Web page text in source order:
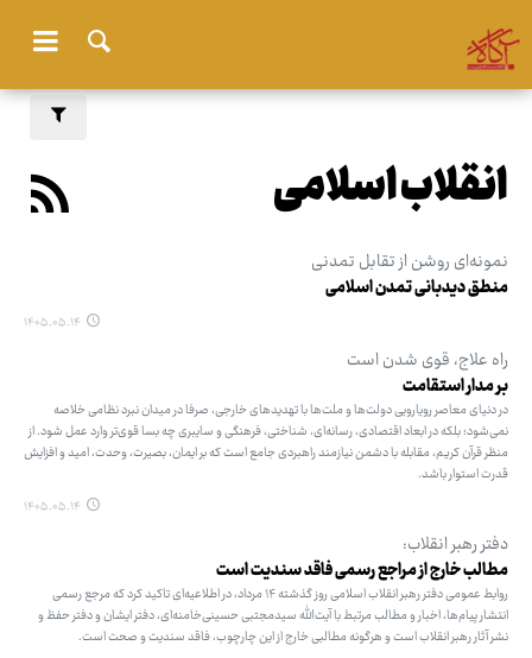
انقلاب اسلامی
نمونه‌ای روشن از تقابل تمدنی
منطق دیدبانی تمدن اسلامی
۱۴۰۵.۰۵.۱۴
راه علاج، قوی شدن است
بر مدار استقامت
در دنیای معاصر رویارویی دولت‌ها و ملت‌ها با تهدیدهای خارجی، صرفا در میدان نبرد نظامی خلاصه
نمی‌شود؛ بلکه در ابعاد اقتصادی، رسانه‌ای، شناختی، فرهنگی و سایبری چه بسا قوی‌تر وارد عمل شود. از
منظر قرآن کریم، مقابله با دشمن نیازمند راهبردی جامع است که بر ایمان، بصیرت، وحدت، امید و افزایش
قدرت استوار باشد.
۱۴۰۵.۰۵.۱۴
دفتر رهبر انقلاب:
مطالب خارج از مراجع رسمی فاقد سندیت است
روابط عمومی دفتر رهبر انقلاب اسلامی روز گذشته ۱۴ مرداد، در اطلاعیه‌ای تاکید کرد که مرجع رسمی
انتشار پیام‌ها، اخبار و مطالب مرتبط با آیت‌الله سیدمجتبی حسینی‌خامنه‌ای، دفتر ایشان و دفتر حفظ و
نشر آثار رهبر انقلاب است و هرگونه مطالبی خارج از این چارچوب، فاقد سندیت و صحت است.